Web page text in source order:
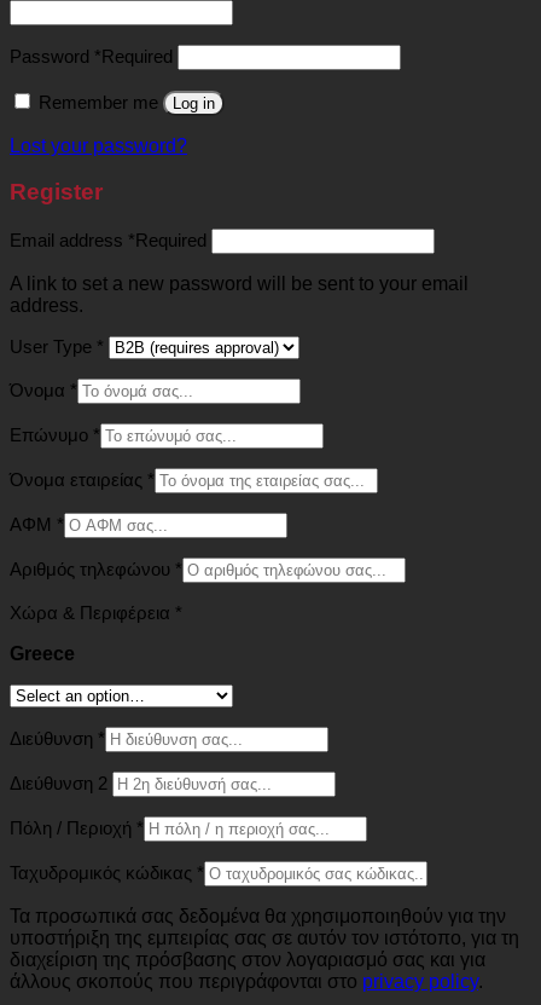
Password *Required
Remember me Log in
Lost your password?
Register
Email address *Required
A link to set a new password will be sent to your email
address.
User Type *
Όνομα *
Επώνυμο *
Όνομα εταιρείας *
ΑΦΜ *
Αριθμός τηλεφώνου *
Χώρα & Περιφέρεια *
Greece
Διεύθυνση *
Διεύθυνση 2
Πόλη / Περιοχή *
Ταχυδρομικός κώδικας *
Τα προσωπικά σας δεδομένα θα χρησιμοποιηθούν για την
υποστήριξη της εμπειρίας σας σε αυτόν τον ιστότοπο, για τη
διαχείριση της πρόσβασης στον λογαριασμό σας και για
άλλους σκοπούς που περιγράφονται στο privacy policy.